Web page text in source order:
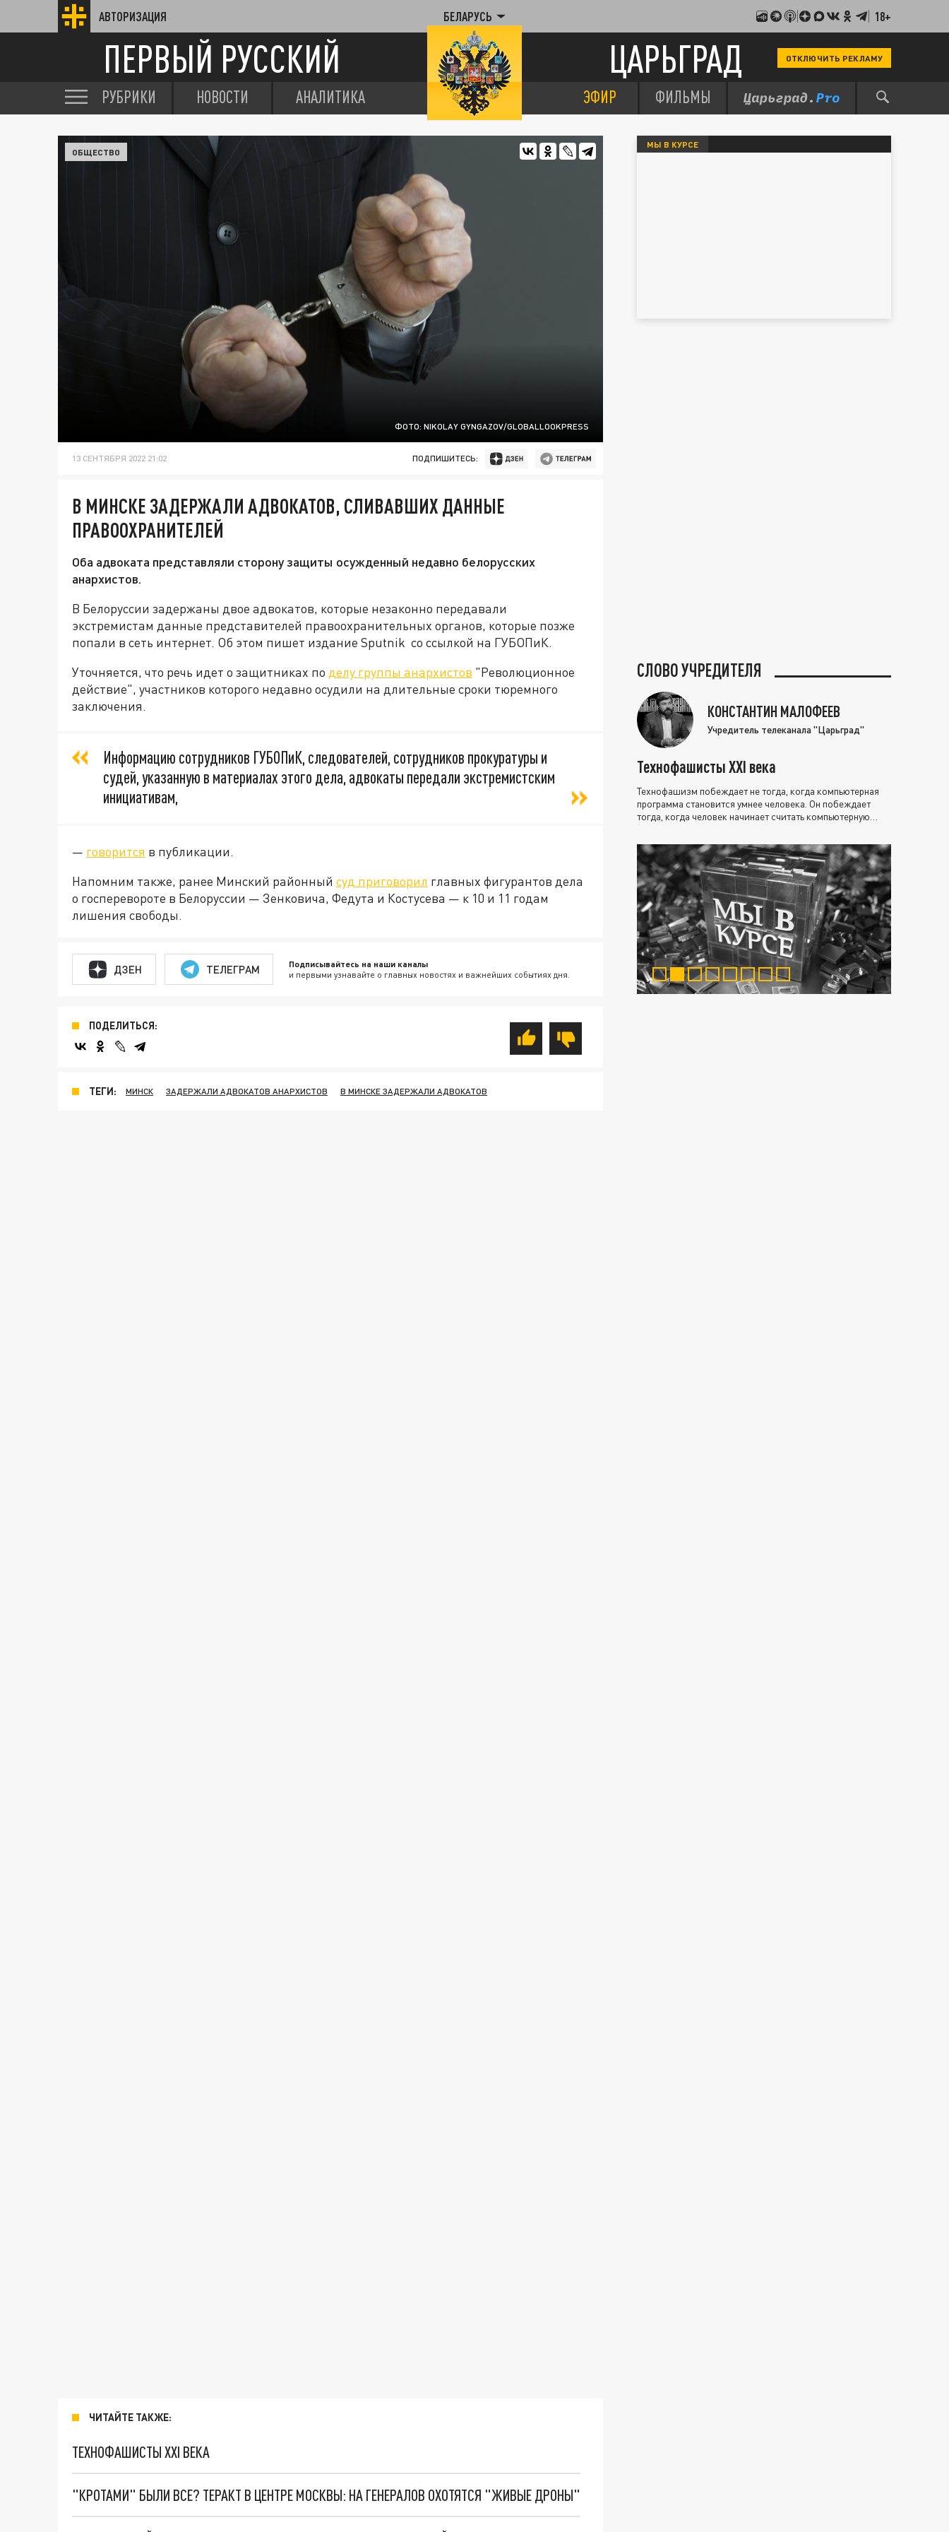
АВТОРИЗАЦИЯ БЕЛАРУСЬ 18+
ПЕРВЫЙ РУССКИЙ ЦАРЬГРАД ОТКЛЮЧИТЬ РЕКЛАМУ
РУБРИКИ НОВОСТИ АНАЛИТИКА ЭФИР ФИЛЬМЫ
ФОТО: NIKOLAY GYNGAZOV/GLOBALLOOKPRESS
ОБЩЕСТВО
13 СЕНТЯБРЯ 2022 21:02 ПОДПИШИТЕСЬ:
В МИНСКЕ ЗАДЕРЖАЛИ АДВОКАТОВ, СЛИВАВШИХ ДАННЫЕ
ПРАВООХРАНИТЕЛЕЙ
Оба адвоката представляли сторону защиты осужденный недавно белорусских
анархистов.
В Белоруссии задержаны двое адвокатов, которые незаконно передавали
экстремистам данные представителей правоохранительных органов, которые позже
попали в сеть интернет. Об этом пишет издание Sputnik со ссылкой на ГУБОПиК.
Уточняется, что речь идет о защитниках по делу группы анархистов "Революционное
действие", участников которого недавно осудили на длительные сроки тюремного
заключения.
Информацию сотрудников ГУБОПиК, следователей, сотрудников прокуратуры и
судей, указанную в материалах этого дела, адвокаты передали экстремистским
инициативам,
— говорится в публикации.
Напомним также, ранее Минский районный суд приговорил главных фигурантов дела
о госперевороте в Белоруссии — Зенковича, Федута и Костусева — к 10 и 11 годам
лишения свободы.
ДЗЕН ТЕЛЕГРАМ Подписывайтесь на наши каналы
и первыми узнавайте о главных новостях и важнейших событиях дня.
ПОДЕЛИТЬСЯ:
ТЕГИ: МИНСК ЗАДЕРЖАЛИ АДВОКАТОВ АНАРХИСТОВ В МИНСКЕ ЗАДЕРЖАЛИ АДВОКАТОВ
ЧИТАЙТЕ ТАКЖЕ:
ТЕХНОФАШИСТЫ XXI ВЕКА
"КРОТАМИ" БЫЛИ ВСЕ? ТЕРАКТ В ЦЕНТРЕ МОСКВЫ: НА ГЕНЕРАЛОВ ОХОТЯТСЯ "ЖИВЫЕ ДРОНЫ"
МЫ В КУРСЕ
СЛОВО УЧРЕДИТЕЛЯ
КОНСТАНТИН МАЛОФЕЕВ
Учредитель телеканала "Царьград"
Технофашисты XXI века
Технофашизм побеждает не тогда, когда компьютерная
программа становится умнее человека. Он побеждает
тогда, когда человек начинает считать компьютерную